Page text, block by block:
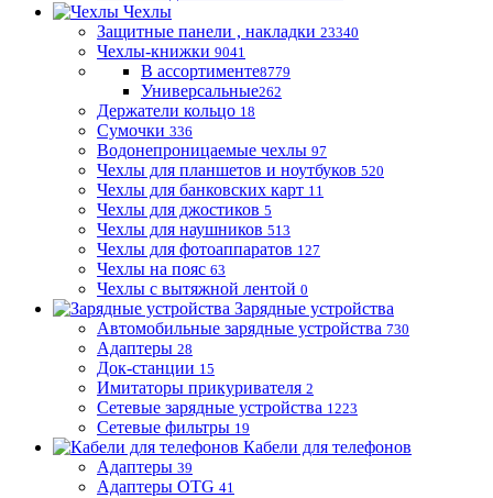
Чехлы
Защитные панели , накладки 23340
Чехлы-книжки 9041
В ассортименте8779
Универсальные262
Держатели кольцо 18
Сумочки 336
Водонепроницаемые чехлы 97
Чехлы для планшетов и ноутбуков 520
Чехлы для банковских карт 11
Чехлы для джостиков 5
Чехлы для наушников 513
Чехлы для фотоаппаратов 127
Чехлы на пояс 63
Чехлы с вытяжной лентой 0
Зарядные устройства
Автомобильные зарядные устройства 730
Адаптеры 28
Док-станции 15
Имитаторы прикуривателя 2
Сетевые зарядные устройства 1223
Сетевые фильтры 19
Кабели для телефонов
Адаптеры 39
Адаптеры OTG 41